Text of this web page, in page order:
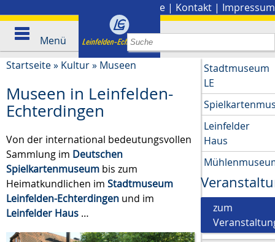
Presse | Kontakt | Impressum
Menü
Startseite» Kultur» Museen
Museen in Leinfelden-
Echterdingen
Von der international bedeutungsvollen
Sammlung im Deutschen
Spielkartenmuseum bis zum
Heimatkundlichen im Stadtmuseum
Leinfelden-Echterdingen und im
Leinfelder Haus …
Stadtmuseum
LE
Leinfelder
Haus
zum